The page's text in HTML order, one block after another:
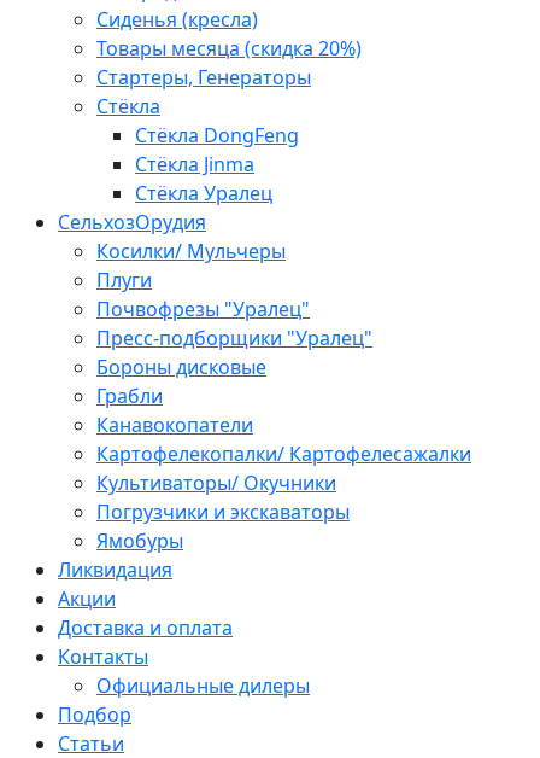
Сиденья (кресла)
Товары месяца (скидка 20%)
Стартеры, Генераторы
Стёкла
Стёкла DongFeng
Стёкла Jinma
Стёкла Уралец
СельхозОрудия
Косилки/ Мульчеры
Плуги
Почвофрезы "Уралец"
Пресс-подборщики "Уралец"
Бороны дисковые
Грабли
Канавокопатели
Картофелекопалки/ Картофелесажалки
Культиваторы/ Окучники
Погрузчики и экскаваторы
Ямобуры
Ликвидация
Акции
Доставка и оплата
Контакты
Официальные дилеры
Подбор
Статьи